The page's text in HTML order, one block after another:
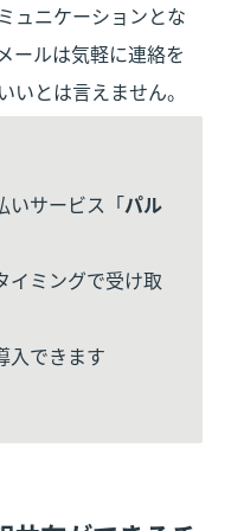
ュニケーションとな
ールは気軽に連絡を
いとは言えません。
いサービス「パル
イミングで受け取
入できます